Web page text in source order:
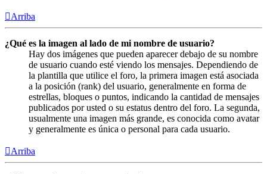
Arriba
¿Qué es la imagen al lado de mi nombre de usuario?
Hay dos imágenes que pueden aparecer debajo de su nombre
de usuario cuando esté viendo los mensajes. Dependiendo de
la plantilla que utilice el foro, la primera imagen está asociada
a la posición (rank) del usuario, generalmente en forma de
estrellas, bloques o puntos, indicando la cantidad de mensajes
publicados por usted o su estatus dentro del foro. La segunda,
usualmente una imagen más grande, es conocida como avatar
y generalmente es única o personal para cada usuario.
Arriba